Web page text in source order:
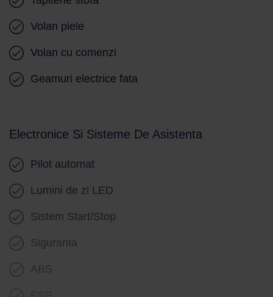
Volan piele
Volan cu comenzi
Geamuri electrice fata
Electronice Si Sisteme De Asistenta
Pilot automat
Lumini de zi LED
Sistem Start/Stop
Siguranta
ABS